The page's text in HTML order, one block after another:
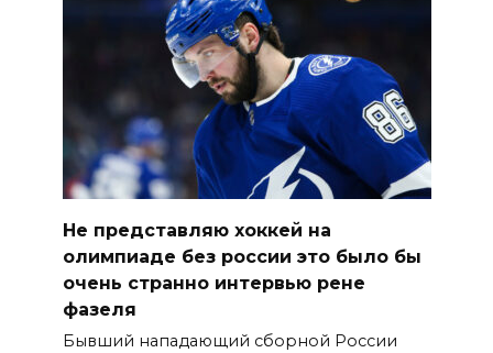
Не представляю хоккей на
олимпиаде без россии это было бы
очень странно интервью рене
фазеля
Бывший нападающий сборной России